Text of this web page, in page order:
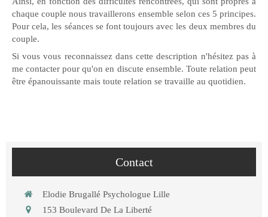
chaque couple nous travaillerons ensemble selon ces 5 principes.
Pour cela, les séances se font toujours avec les deux membres du
couple.
Si vous vous reconnaissez dans cette description n'hésitez pas à
me contacter pour qu'on en discute ensemble. Toute relation peut
être épanouissante mais toute relation se travaille au quotidien.
Contact
Elodie Brugallé Psychologue Lille
153 Boulevard De La Liberté